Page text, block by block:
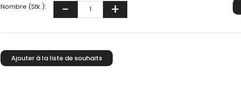
Nombre (Stk.):